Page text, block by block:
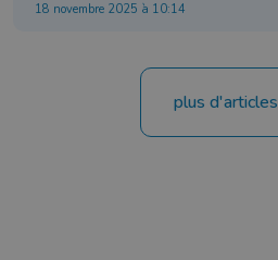
18 novembre 2025 à 10:14
plus d'articles